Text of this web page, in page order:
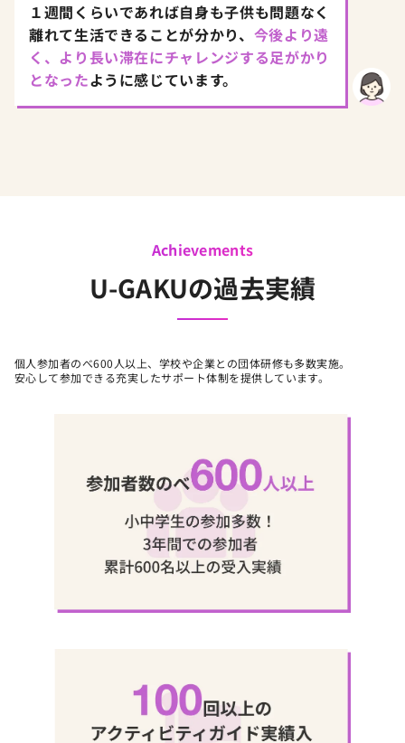
１週間くらいであれば自身も子供も問題なく
離れて生活できることが分かり、 今後より遠
く、より長い滞在にチャレンジする足がかり
となったように感じています。
Achievements
U-GAKUの過去実績
個人参加者のべ600人以上、学校や企業との団体研修も多数実施。
安心して参加できる充実したサポート体制を提供しています。